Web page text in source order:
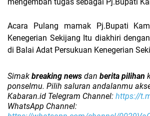
Acara Pulang mamak Pj.Bupati
Kenegerian Sekijang Itu diakhiri
di Balai Adat Persukuan Kenegerian
Simak breaking news dan berita pilihan
ponselmu. Pilih saluran andalanmu
Kabaran.id Telegram Channel: https://
WhatsApp Channel: